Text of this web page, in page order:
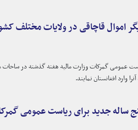
اموال قاچاقی در ولایات مختلف
وارد افغانستان نمایند.
ساله جدید برای ریاست عمومی